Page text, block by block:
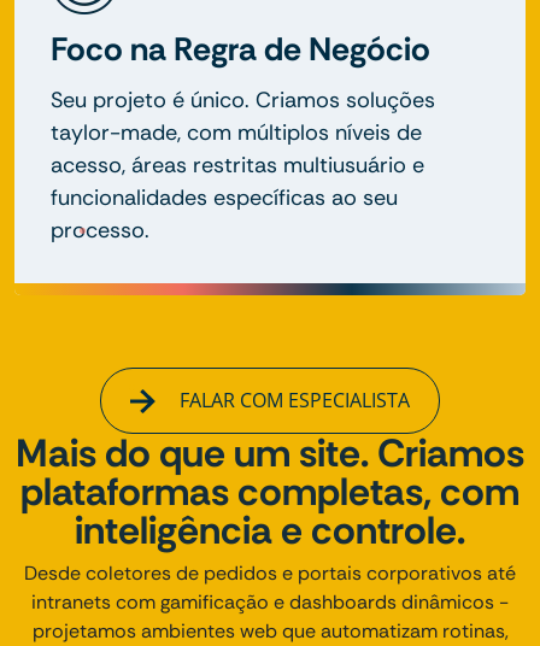
Foco na Regra de Negócio
Seu projeto é único. Criamos soluções
taylor-made, com múltiplos níveis de
acesso, áreas restritas multiusuário e
funcionalidades específicas ao seu
processo.
FALAR COM ESPECIALISTA
Mais do que um site. Criamos
plataformas completas, com
inteligência e controle.
Desde coletores de pedidos e portais corporativos até
intranets com gamificação e dashboards dinâmicos -
projetamos ambientes web que automatizam rotinas,